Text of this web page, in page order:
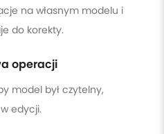
na własnym modelu i
do korekty.
operacji
model był czytelny,
edycji.